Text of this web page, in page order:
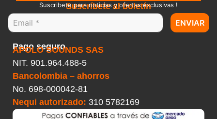
Suscríbete al boletín
Suscribete para noticias y ofertas exclusivas !
ENVIAR
Pago seguro
APOLO SOUNDS SAS
NIT. 901.964.488-5
Bancolombia – ahorros
No. 698-000042-81
Nequi autorizado: 310 5782169